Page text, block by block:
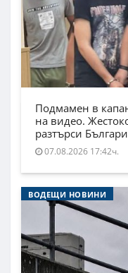
Подмамен в
на видео.
разтърси
07.08.2026 17:42ч.
ВОДЕЩИ НОВИНИ